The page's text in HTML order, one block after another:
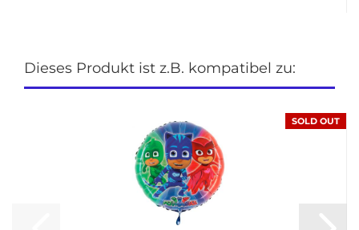
Dieses Produkt ist z.B. kompatibel zu:
SOLD OUT